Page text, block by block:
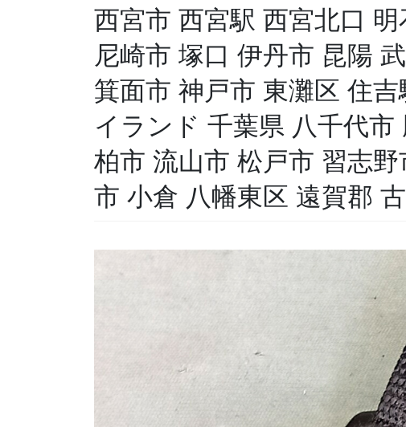
西宮市 西宮駅 西宮北口
尼崎市 塚口 伊丹市 昆陽
箕面市 神戸市 東灘区 住
イランド 千葉県 八千代市
柏市 流山市 松戸市 習志
市 小倉 八幡東区 遠賀郡